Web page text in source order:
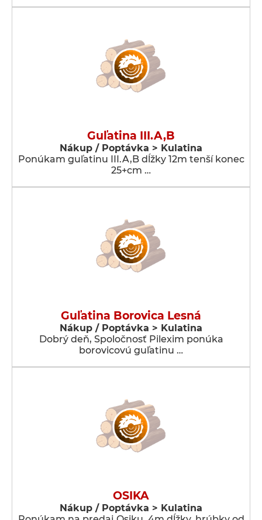
Guľatina III.A,B
Nákup / Poptávka > Kulatina
Ponúkam guľatinu III.A,B dĺžky 12m tenší konec
25+cm …
Guľatina Borovica Lesná
Nákup / Poptávka > Kulatina
Dobrý deň, Spoločnosť Pilexim ponúka
borovicovú guľatinu …
OSIKA
Nákup / Poptávka > Kulatina